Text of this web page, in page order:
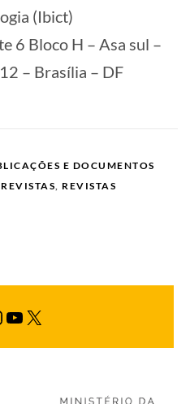
(Ibict)
6 Bloco H – Asa sul –
– Brasília – DF
E DOCUMENTOS
, REVISTAS